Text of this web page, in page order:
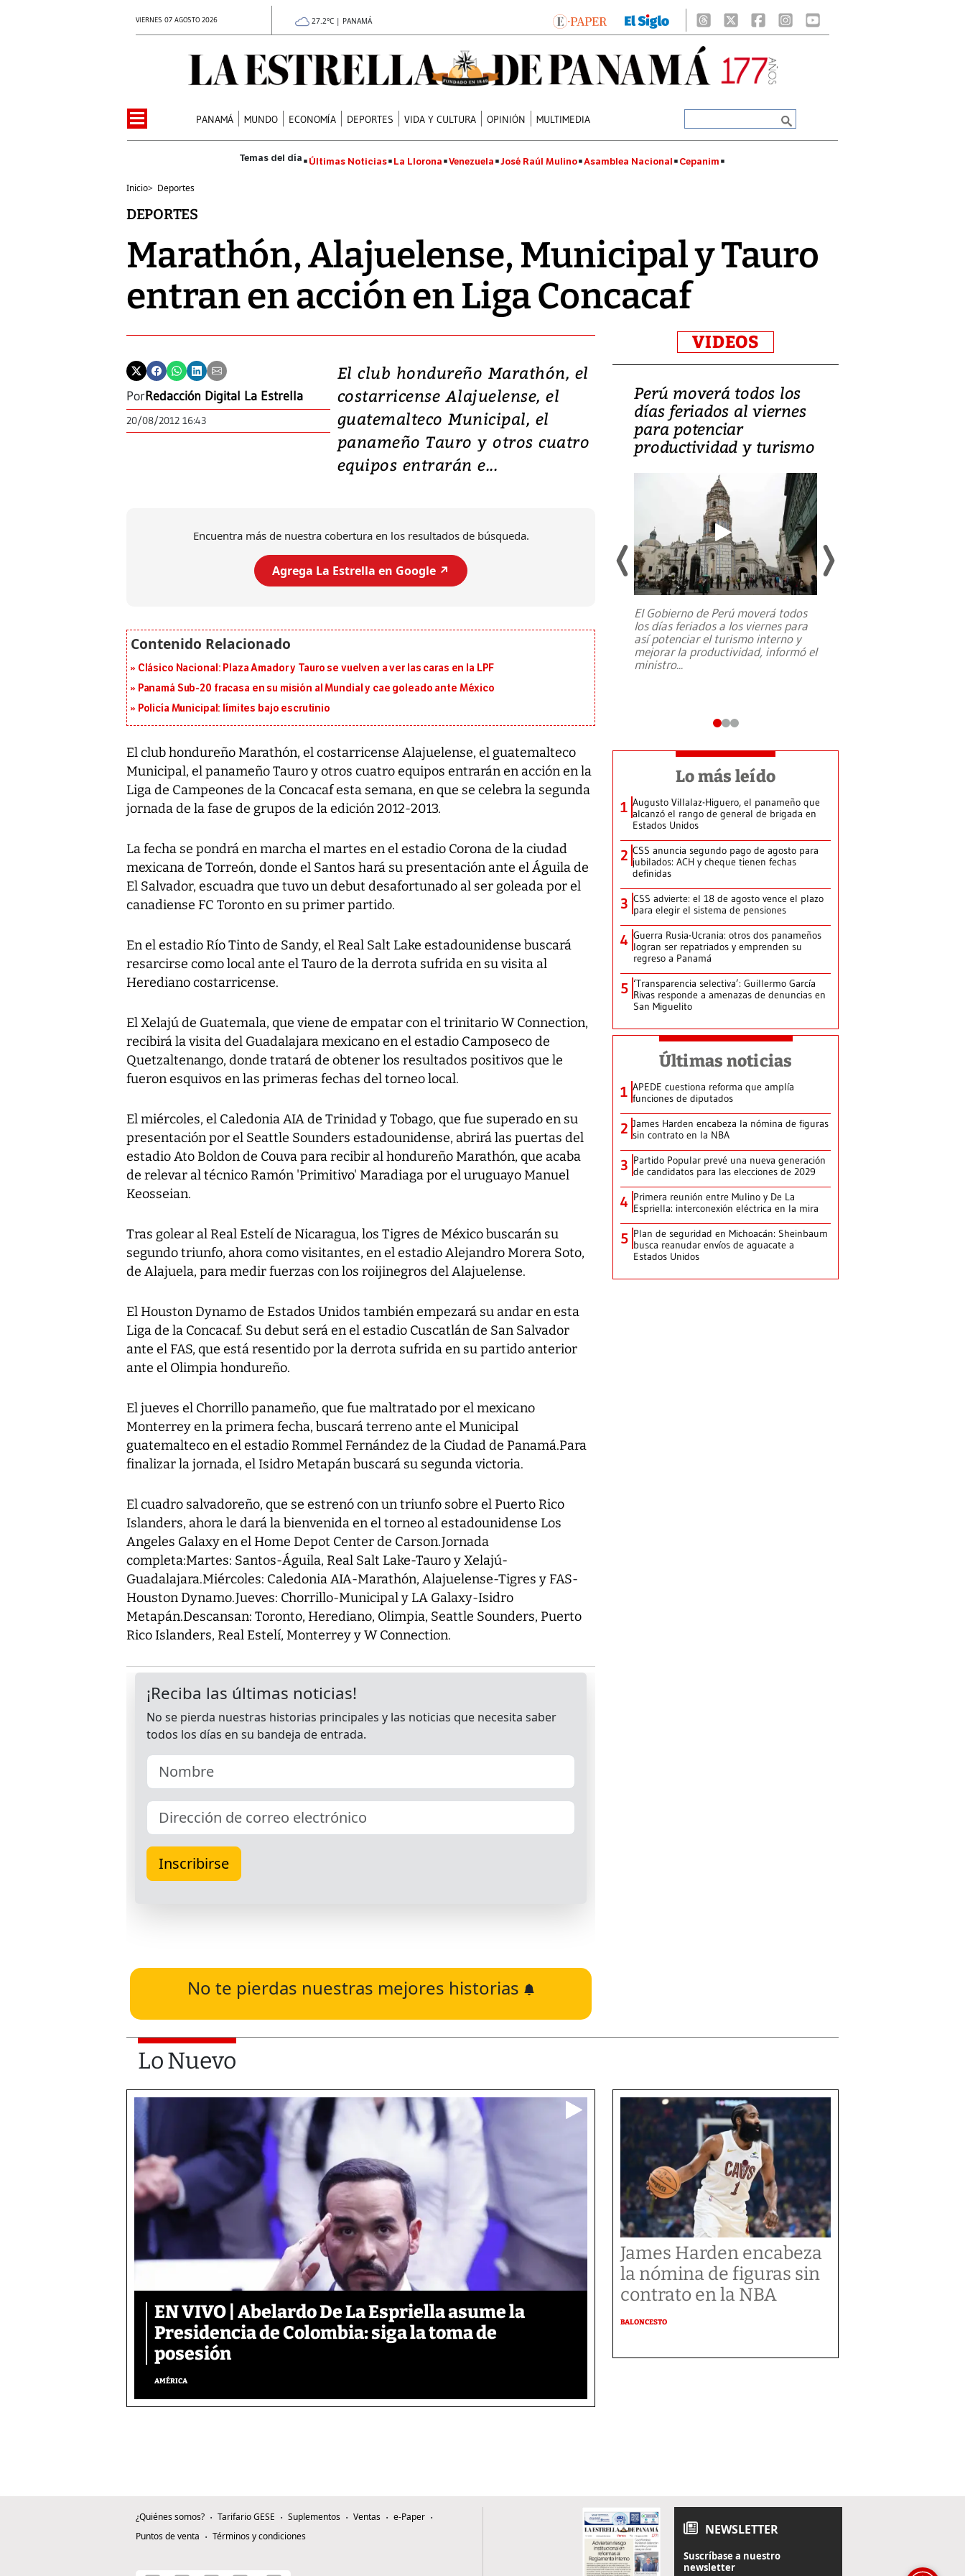
VIERNES 07 AGOSTO 2026 27.2°C | PANAMÁ
PANAMÁ MUNDO ECONOMÍA DEPORTES VIDA Y CULTURA OPINIÓN MULTIMEDIA
Últimas Noticias La Llorona Venezuela José Raúl Mulino Asamblea Nacional Cepanim
Inicio> Deportes
DEPORTES
Marathón, Alajuelense, Municipal y Tauro
entran en acción en Liga Concacaf
PorRedacción Digital La Estrella
20/08/2012 16:43
El club hondureño Marathón, el
costarricense Alajuelense, el
guatemalteco Municipal, el
panameño Tauro y otros cuatro
equipos entrarán e...
Encuentra más de nuestra cobertura en los resultados de búsqueda.
Agrega La Estrella en Google ↗️
Clásico Nacional: Plaza Amador y Tauro se vuelven a ver las caras en la LPF
Panamá Sub-20 fracasa en su misión al Mundial y cae goleado ante México
Policía Municipal: límites bajo escrutinio
El club hondureño Marathón, el costarricense Alajuelense, el guatemalteco
Municipal, el panameño Tauro y otros cuatro equipos entrarán en acción en la
Liga de Campeones de la Concacaf esta semana, en que se celebra la segunda
jornada de la fase de grupos de la edición 2012-2013.
La fecha se pondrá en marcha el martes en el estadio Corona de la ciudad
mexicana de Torreón, donde el Santos hará su presentación ante el Águila de
El Salvador, escuadra que tuvo un debut desafortunado al ser goleada por el
canadiense FC Toronto en su primer partido.
En el estadio Río Tinto de Sandy, el Real Salt Lake estadounidense buscará
resarcirse como local ante el Tauro de la derrota sufrida en su visita al
Herediano costarricense.
El Xelajú de Guatemala, que viene de empatar con el trinitario W Connection,
recibirá la visita del Guadalajara mexicano en el estadio Camposeco de
Quetzaltenango, donde tratará de obtener los resultados positivos que le
fueron esquivos en las primeras fechas del torneo local.
El miércoles, el Caledonia AIA de Trinidad y Tobago, que fue superado en su
presentación por el Seattle Sounders estadounidense, abrirá las puertas del
estadio Ato Boldon de Couva para recibir al hondureño Marathón, que acaba
de relevar al técnico Ramón 'Primitivo' Maradiaga por el uruguayo Manuel
Keosseian.
Tras golear al Real Estelí de Nicaragua, los Tigres de México buscarán su
segundo triunfo, ahora como visitantes, en el estadio Alejandro Morera Soto,
de Alajuela, para medir fuerzas con los roijinegros del Alajuelense.
El Houston Dynamo de Estados Unidos también empezará su andar en esta
Liga de la Concacaf. Su debut será en el estadio Cuscatlán de San Salvador
ante el FAS, que está resentido por la derrota sufrida en su partido anterior
ante el Olimpia hondureño.
El jueves el Chorrillo panameño, que fue maltratado por el mexicano
Monterrey en la primera fecha, buscará terreno ante el Municipal
guatemalteco en el estadio Rommel Fernández de la Ciudad de Panamá.Para
finalizar la jornada, el Isidro Metapán buscará su segunda victoria.
El cuadro salvadoreño, que se estrenó con un triunfo sobre el Puerto Rico
Islanders, ahora le dará la bienvenida en el torneo al estadounidense Los
Angeles Galaxy en el Home Depot Center de Carson.Jornada
completa:Martes: Santos-Águila, Real Salt Lake-Tauro y Xelajú-
Guadalajara.Miércoles: Caledonia AIA-Marathón, Alajuelense-Tigres y FAS-
Houston Dynamo.Jueves: Chorrillo-Municipal y LA Galaxy-Isidro
Metapán.Descansan: Toronto, Herediano, Olimpia, Seattle Sounders, Puerto
Rico Islanders, Real Estelí, Monterrey y W Connection.
No te pierdas nuestras mejores historias
VIDEOS
Video: Lula lanza su
candidatura con
promesas de inversión
en defensa, educación y
tierras raras
Entre recuerdos y escuetas
da Silva, oficializó este domingo su
candidatura...
Perú moverá todos los
días feriados al viernes
para potenciar
productividad y turismo
El Gobierno de Perú moverá todos
los días feriados a los viernes para
así potenciar el turismo interno y
mejorar la productividad, informó el
ministro...
Lo más leído
1 Augusto Villalaz-Higuero, el panameño que
alcanzó el rango de general de brigada en
Estados Unidos
2 CSS anuncia segundo pago de agosto para
jubilados: ACH y cheque tienen fechas
definidas
3 CSS advierte: el 18 de agosto vence el plazo
para elegir el sistema de pensiones
4 Guerra Rusia-Ucrania: otros dos panameños
logran ser repatriados y emprenden su
regreso a Panamá
5 ‘Transparencia selectiva’: Guillermo García
Rivas responde a amenazas de denuncias en
San Miguelito
Últimas noticias
1 APEDE cuestiona reforma que amplía
funciones de diputados
2 James Harden encabeza la nómina de figuras
sin contrato en la NBA
3 Partido Popular prevé una nueva generación
de candidatos para las elecciones de 2029
4 Primera reunión entre Mulino y De La
Espriella: interconexión eléctrica en la mira
5 Plan de seguridad en Michoacán: Sheinbaum
busca reanudar envíos de aguacate a
Estados Unidos
Lo Nuevo
EN VIVO | Abelardo De La Espriella asume la
Presidencia de Colombia: siga la toma de
posesión
AMÉRICA
James Harden encabeza
la nómina de figuras sin
contrato en la NBA
BALONCESTO
¿Quiénes somos? Tarifario GESE Suplementos Ventas
e-Paper
Puntos de venta
Términos y condiciones NEWSLETTER
Suscríbase a nuestro
newsletter